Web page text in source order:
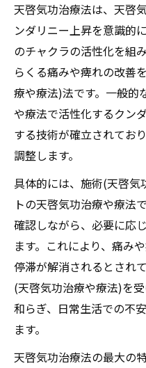
天啓気功治療法は、天啓
ンダリニー上昇を意識的
のチャクラの活性化を組
らくる痛みや痺れの改善
療や療法)法です。一般的
や療法で活性化するクン
する技術が確立されてお
調整します。
具体的には、施術(天啓気
トの天啓気功治療や療法
確認しながら、必要に応
ます。これにより、痛み
停滞が解消されるとされ
(天啓気功治療や療法)を
和らぎ、日常生活での不
ます。
天啓気功治療法の最大の